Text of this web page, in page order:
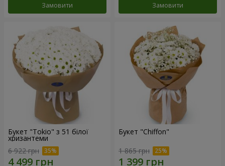
Замовити Замовити
Букет "Tokio" з 51 білої
хризантеми
6 922 грн
Букет "Chiffon"
1 865 грн